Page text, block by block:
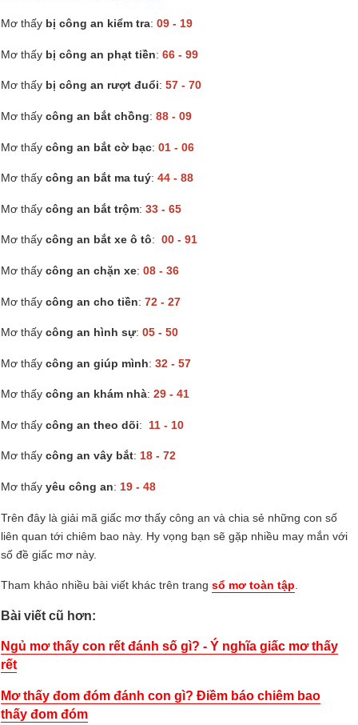
Mơ thấy bị công an kiểm tra: 09 - 19
Mơ thấy bị công an phạt tiền: 66 - 99
Mơ thấy bị công an rượt đuổi: 57 - 70
Mơ thấy công an bắt chồng: 88 - 09
Mơ thấy công an bắt cờ bạc: 01 - 06
Mơ thấy công an bắt ma tuý: 44 - 88
Mơ thấy công an bắt trộm: 33 - 65
Mơ thấy công an bắt xe ô tô: 00 - 91
Mơ thấy công an chặn xe: 08 - 36
Mơ thấy công an cho tiền: 72 - 27
Mơ thấy công an hình sự: 05 - 50
Mơ thấy công an giúp mình: 32 - 57
Mơ thấy công an khám nhà: 29 - 41
Mơ thấy công an theo dõi: 11 - 10
Mơ thấy công an vây bắt: 18 - 72
Mơ thấy yêu công an: 19 - 48
Trên đây là giải mã giấc mơ thấy công an và chia sẻ những con số
liên quan tới chiêm bao này. Hy vọng bạn sẽ gặp nhiều may mắn với
số đề giấc mơ này.
Tham khảo nhiều bài viết khác trên trang sổ mơ toàn tập.
Bài viết cũ hơn:
Ngủ mơ thấy con rết đánh số gì? - Ý nghĩa giấc mơ thấy
rết
Mơ thấy đom đóm đánh con gì? Điềm báo chiêm bao
thấy đom đóm